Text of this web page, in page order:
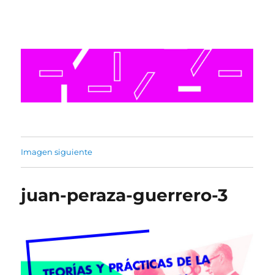
Imagen siguiente
juan-peraza-guerrero-3